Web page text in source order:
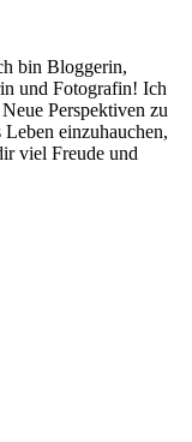
bin Bloggerin,
und Fotografin! Ich
Perspektiven zu
einzuhauchen,
viel Freude und